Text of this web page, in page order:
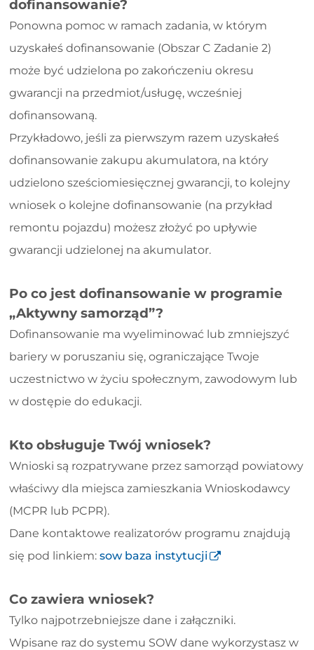
dofinansowanie?
Ponowna pomoc w ramach zadania, w którym
uzyskałeś dofinansowanie (Obszar C Zadanie 2)
może być udzielona po zakończeniu okresu
gwarancji na przedmiot/usługę, wcześniej
dofinansowaną.
Przykładowo, jeśli za pierwszym razem uzyskałeś
dofinansowanie zakupu akumulatora, na który
udzielono sześciomiesięcznej gwarancji, to kolejny
wniosek o kolejne dofinansowanie (na przykład
remontu pojazdu) możesz złożyć po upływie
gwarancji udzielonej na akumulator.
Po co jest dofinansowanie w programie
„Aktywny samorząd”?
Dofinansowanie ma wyeliminować lub zmniejszyć
bariery w poruszaniu się, ograniczające Twoje
uczestnictwo w życiu społecznym, zawodowym lub
w dostępie do edukacji.
Kto obsługuje Twój wniosek?
Wnioski są rozpatrywane przez samorząd powiatowy
właściwy dla miejsca zamieszkania Wnioskodawcy
(MCPR lub PCPR).
Dane kontaktowe realizatorów programu znajdują
się pod linkiem:sow baza instytucji
Co zawiera wniosek?
Tylko najpotrzebniejsze dane i załączniki.
Wpisane raz do systemu SOW dane wykorzystasz w